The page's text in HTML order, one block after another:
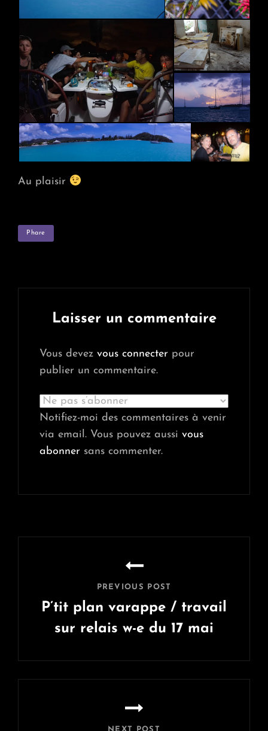
Au plaisir
TAGS
Phare
Laisser un commentaire
Vous devez vous connecter pour
publier un commentaire.
Notifiez-moi des commentaires à venir
via email. Vous pouvez aussi vous
abonner sans commenter.
PREVIOUS POST
P’tit plan varappe / travail
sur relais w-e du 17 mai
Post